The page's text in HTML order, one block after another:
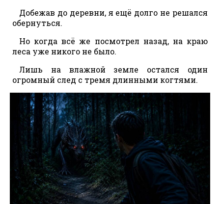
Добежав до деревни, я ещё долго не решался
обернуться.
Но когда всё же посмотрел назад, на краю
леса уже никого не было.
Лишь на влажной земле остался один
огромный след с тремя длинными когтями.